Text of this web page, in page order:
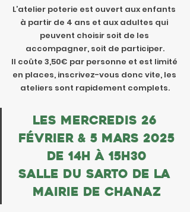
L’atelier poterie est ouvert aux enfants
à partir de 4 ans et aux adultes qui
peuvent choisir soit de les
accompagner, soit de participer.
Il coûte 3,50€ par personne et est limité
en places, inscrivez-vous donc vite, les
ateliers sont rapidement complets.
Les mercredis 26
février & 5 mars 2025
De 14h à 15h30
Salle du Sarto de la
Mairie de Chanaz